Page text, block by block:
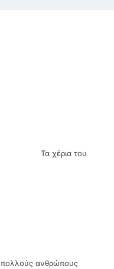
του
πολλούς ανθρώπους